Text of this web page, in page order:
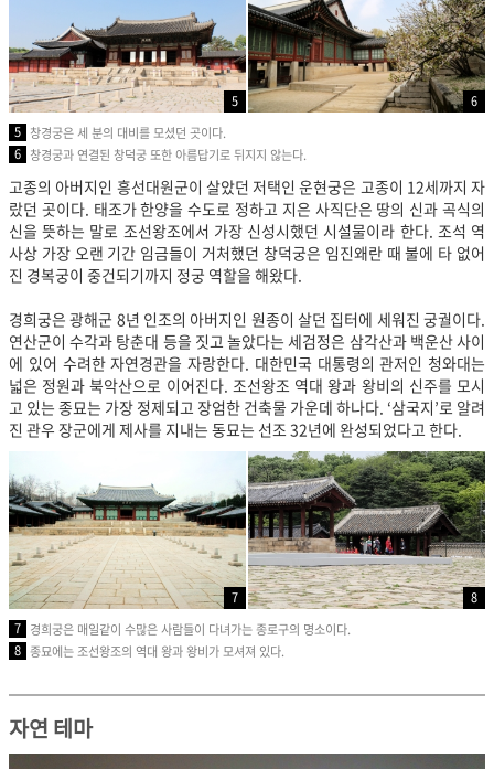
5
6
5 창경궁은 세 분의 대비를 모셨던 곳이다.
6 창경궁과 연결된 창덕궁 또한 아름답기로 뒤지지 않는다.
고종의 아버지인 흥선대원군이 살았던 저택인 운현궁은 고종이 12세까지 자
랐던 곳이다. 태조가 한양을 수도로 정하고 지은 사직단은 땅의 신과 곡식의
신을 뜻하는 말로 조선왕조에서 가장 신성시했던 시설물이라 한다. 조석 역
사상 가장 오랜 기간 임금들이 거처했던 창덕궁은 임진왜란 때 불에 타 없어
진 경복궁이 중건되기까지 정궁 역할을 해왔다.
경희궁은 광해군 8년 인조의 아버지인 원종이 살던 집터에 세워진 궁궐이다.
연산군이 수각과 탕춘대 등을 짓고 놀았다는 세검정은 삼각산과 백운산 사이
에 있어 수려한 자연경관을 자랑한다. 대한민국 대통령의 관저인 청와대는
넓은 정원과 북악산으로 이어진다. 조선왕조 역대 왕과 왕비의 신주를 모시
고 있는 종묘는 가장 정제되고 장엄한 건축물 가운데 하나다. ‘삼국지’로 알려
진 관우 장군에게 제사를 지내는 동묘는 선조 32년에 완성되었다고 한다.
7
8
7 경희궁은 매일같이 수많은 사람들이 다녀가는 종로구의 명소이다.
8 종묘에는 조선왕조의 역대 왕과 왕비가 모셔져 있다.
자연 테마